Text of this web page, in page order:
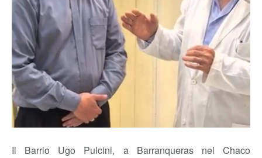
Il Barrio Ugo Pulcini, a Barranqueras nel Chaco